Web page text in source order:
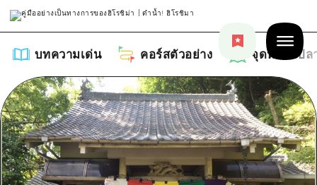
บทความเด่น คอร์สตัวอย่าง จุดหมายปล
บทความเด่น